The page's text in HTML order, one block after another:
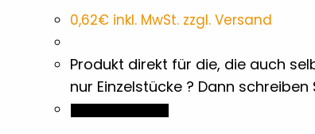
0,62€ inkl. MwSt. zzgl. Versand
Produkt direkt für die, die auch
nur Einzelstücke ? Dann schreiben